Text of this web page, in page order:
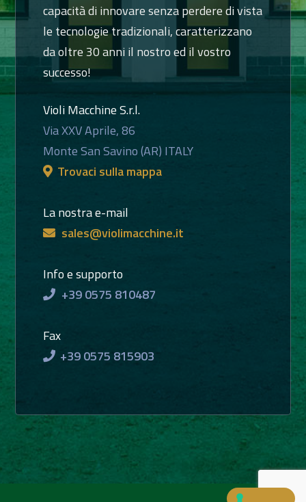
capacità di innovare senza perdere di vista
le tecnologie tradizionali, caratterizzano
da oltre 30 anni il nostro ed il vostro
successo!
Violi Macchine S.r.l.
Via XXV Aprile, 86
Monte San Savino (AR) ITALY
Trovaci sulla mappa
La nostra e-mail
sales@violimacchine.it
Info e supporto
+39 0575 810487
Fax
+39 0575 815903